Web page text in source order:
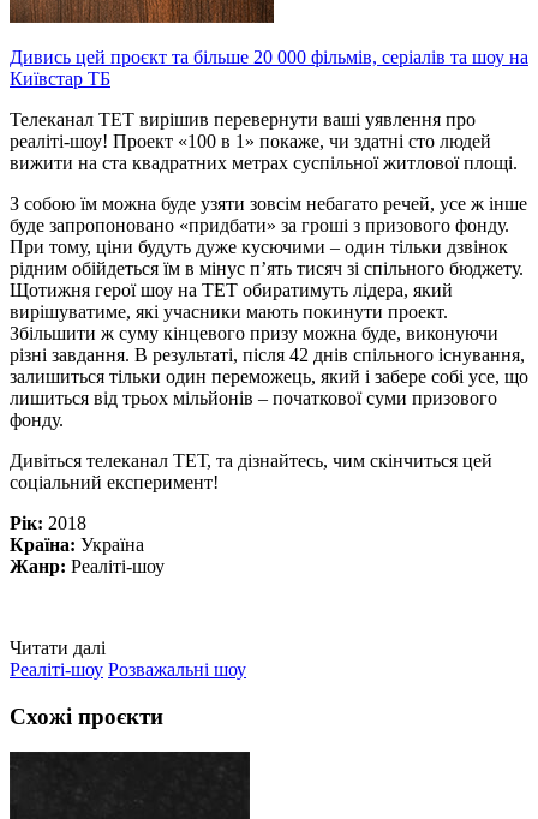
Дивись цей проєкт та більше 20 000 фільмів, серіалів та шоу на
Київстар ТБ
Телеканал ТЕТ вирішив перевернути ваші уявлення про
реаліті-шоу! Проект «100 в 1» покаже, чи здатні сто людей
вижити на ста квадратних метрах суспільної житлової площі.
З собою їм можна буде узяти зовсім небагато речей, усе ж інше
буде запропоновано «придбати» за гроші з призового фонду.
При тому, ціни будуть дуже кусючими – один тільки дзвінок
рідним обійдеться їм в мінус п’ять тисяч зі спільного бюджету.
Щотижня герої шоу на ТЕТ обиратимуть лідера, який
вирішуватиме, які учасники мають покинути проект.
Збільшити ж суму кінцевого призу можна буде, виконуючи
різні завдання. В результаті, після 42 днів спільного існування,
залишиться тільки один переможець, який і забере собі усе, що
лишиться від трьох мільйонів – початкової суми призового
фонду.
Дивіться телеканал ТЕТ, та дізнайтесь, чим скінчиться цей
соціальний експеримент!
Рік: 2018
Країна: Україна
Жанр: Реаліті-шоу
Читати далі
Реаліті-шоу Розважальні шоу
Схожі проєкти